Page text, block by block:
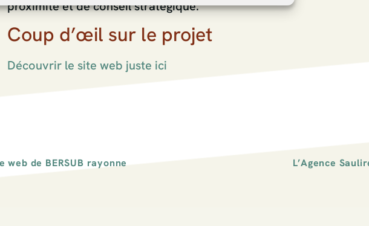
proximité et de conseil stratégique.
Coup d’œil sur le projet
Découvrir le site web juste ici
de BERSUB rayonne
L’Agence